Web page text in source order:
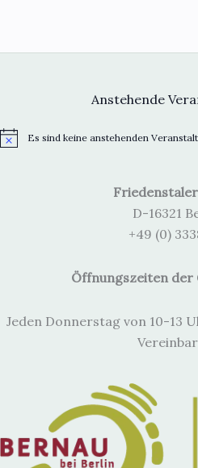
Anstehende
H
Es sind keine anstehenden
D-16321
+49 (0)
Öffnungszeiten der
Jeden Donnerstag von 10-13